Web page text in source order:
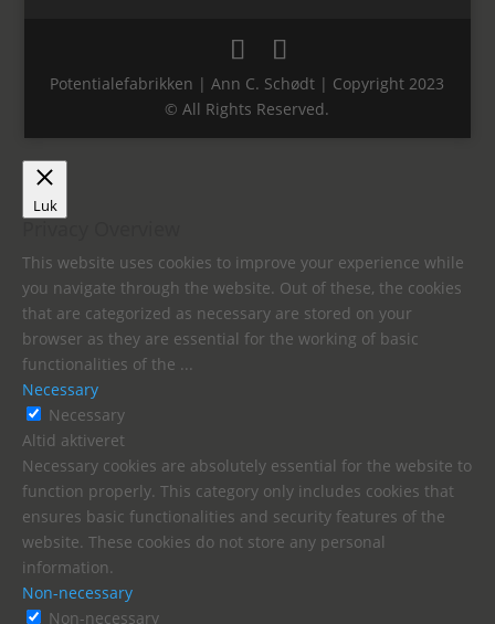
Potentialefabrikken | Ann C. Schødt | Copyright 2023
© All Rights Reserved.
Luk
This website uses cookies to improve your experience while
you navigate through the website. Out of these, the cookies
that are categorized as necessary are stored on your
browser as they are essential for the working of basic
functionalities of the ...
Necessary
Necessary
Altid aktiveret
Necessary cookies are absolutely essential for the website to
function properly. This category only includes cookies that
ensures basic functionalities and security features of the
website. These cookies do not store any personal
information.
Non-necessary
Non-necessary